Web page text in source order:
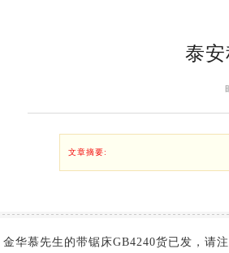
泰
文章摘要:
金华慕先生的带锯床GB4240货已发，请